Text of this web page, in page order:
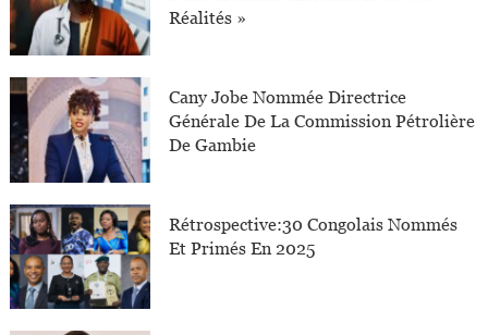
Réalités »
Cany Jobe Nommée Directrice
Générale De La Commission Pétrolière
De Gambie
Rétrospective:30 Congolais Nommés
Et Primés En 2025